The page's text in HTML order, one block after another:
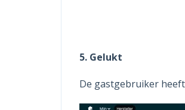
5. Gelukt
De gastgebruikerheeft